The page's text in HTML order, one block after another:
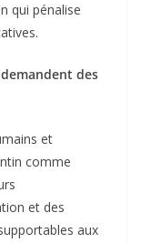
qui pénalise
des
et
comme
et des
aux